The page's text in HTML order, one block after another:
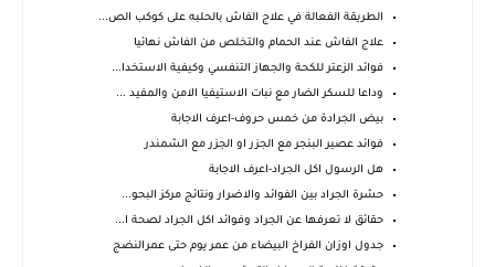
الطريقة الفعالة في علاج الفاش بالحلبه على كوكب الص...
علاج الفاش عند الحمام والتخلص من الفاش نهائيا
فوائد الزعتر للكحة والجهاز التنفسي وكيفية الاستخدا...
وداعا للسكر الضار مع نبات الاستيفيا الامن والمفيد ...
بيض الجرادة من خمس حروف-اعرف الاجابة
فوائد عصير البنجر مع الجزر او الجزر مع الشمندر
هل الرسول اكل الجراد-اعرف الاجابة
حشرة الجراد بين الفوائد والاضرار ونتائج مركز البحو...
حقائق لا تعرفها عن الجراد وفوائد اكل الجراد لصحة ا...
جدول اوزان الفراخ البيضاء من عمر يوم حتى عمرالنضج